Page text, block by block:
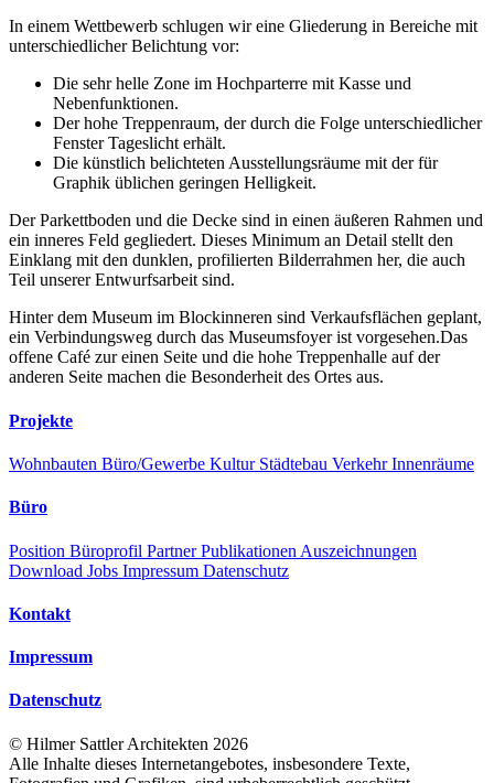
In einem Wettbewerb schlugen wir eine Gliederung in Bereiche mit
unterschiedlicher Belichtung vor:
Die sehr helle Zone im Hochparterre mit Kasse und
Nebenfunktionen.
Der hohe Treppenraum, der durch die Folge unterschiedlicher
Fenster Tageslicht erhält.
Die künstlich belichteten Ausstellungsräume mit der für
Graphik üblichen geringen Helligkeit.
Der Parkettboden und die Decke sind in einen äußeren Rahmen und
ein inneres Feld gegliedert. Dieses Minimum an Detail stellt den
Einklang mit den dunklen, profilierten Bilderrahmen her, die auch
Teil unserer Entwurfsarbeit sind.
Hinter dem Museum im Blockinneren sind Verkaufsflächen geplant,
ein Verbindungsweg durch das Museumsfoyer ist vorgesehen.Das
offene Café zur einen Seite und die hohe Treppenhalle auf der
anderen Seite machen die Besonderheit des Ortes aus.
Projekte
Wohnbauten Büro/Gewerbe Kultur Städtebau VerkehrInnenräume
Büro
Position Büroprofil PartnerPublikationen Auszeichnungen
Download Jobs Impressum Datenschutz
Kontakt
Impressum
Datenschutz
© Hilmer Sattler Architekten 2026
Alle Inhalte dieses Internetangebotes, insbesondere Texte,